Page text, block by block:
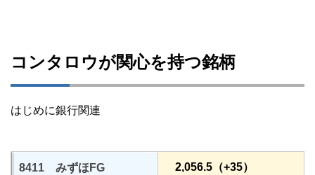
コンタロウが関心を持つ銘柄
はじめに銀行関連
8411 みずほFG 2,056.5（+35）